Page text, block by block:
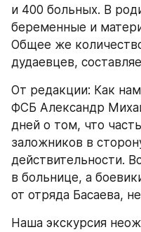
и 400 больных. В
беременные и
Общее же
дудаевцев,
От редакции: Как
ФСБ Александр
дней о том, что
заложников в
действительности.
в больнице, а
от отряда Басаева,
Наша экскурсия